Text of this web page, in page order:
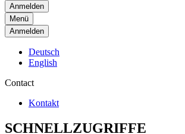
Menü
Anmelden
Deutsch
English
Contact
Kontakt
SCHNELLZUGRIFFE